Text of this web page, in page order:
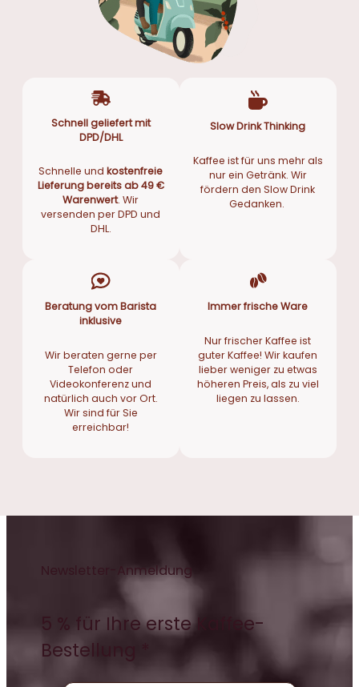
Schnell geliefert mit
DPD/DHL
Schnelle undkostenfreie
Lieferung bereits ab 49 €
Warenwert. Wir
versenden per DPD und
DHL.
Slow Drink Thinking
Kaffee ist für uns mehr als
nur ein Getränk. Wir
fördern den Slow Drink
Gedanken.
Beratung vom Barista
inklusive
Wir beraten gerne per
Telefon oder
Videokonferenz und
natürlich auch vor Ort.
Wir sind für Sie
erreichbar!
Immer frische Ware
Nur frischer Kaffee ist
guter Kaffee! Wir kaufen
lieber weniger zu etwas
höheren Preis, als zu viel
liegen zu lassen.
Newsletter-Anmeldung
5 % für Ihre erste Kaffee-
Bestellung *